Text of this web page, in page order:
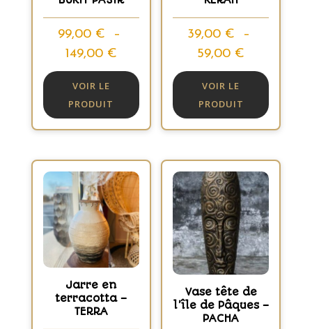
99,00 €
–
149,00 €Plage
de
99,00 €
à
VOIR LE
PRODUIT
39,00 €
–
59,00 €
de
39,00 €
à
VOIR LE
PRODUIT
Jarre en
terracotta –
TERRA
Vase tête de
l’île de Pâques –
PACHA